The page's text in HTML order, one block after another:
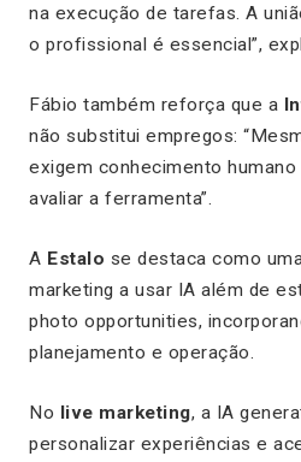
na execução de tarefas. A
o profissional é essencial”,
Fábio também reforça que a
não substitui empregos:
exigem conhecimento
avaliar a ferramenta”.
A Estalo se destaca como
marketing a usar IA além de
photo opportunities,
planejamento e operação.
No live marketing, a IA
personalizar experiências e